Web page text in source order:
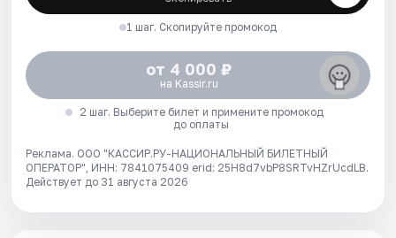
1 шаг. Скопируйте промокод
от 4 000 ₽
на Kassir.ru
2 шаг. Выберите билет и примените промокод
до оплаты
Реклама. ООО "КАССИР.РУ-НАЦИОНАЛЬНЫЙ БИЛЕТНЫЙ
ОПЕРАТОР", ИНН: 7841075409 erid: 25H8d7vbP8SRTvHZrUcdLB.
Действует до 31 августа 2026